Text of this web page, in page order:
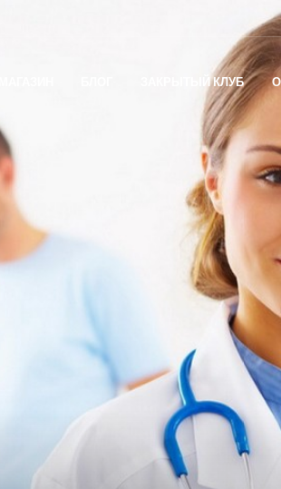
ЗАКРЫТЫЙ КЛУБ